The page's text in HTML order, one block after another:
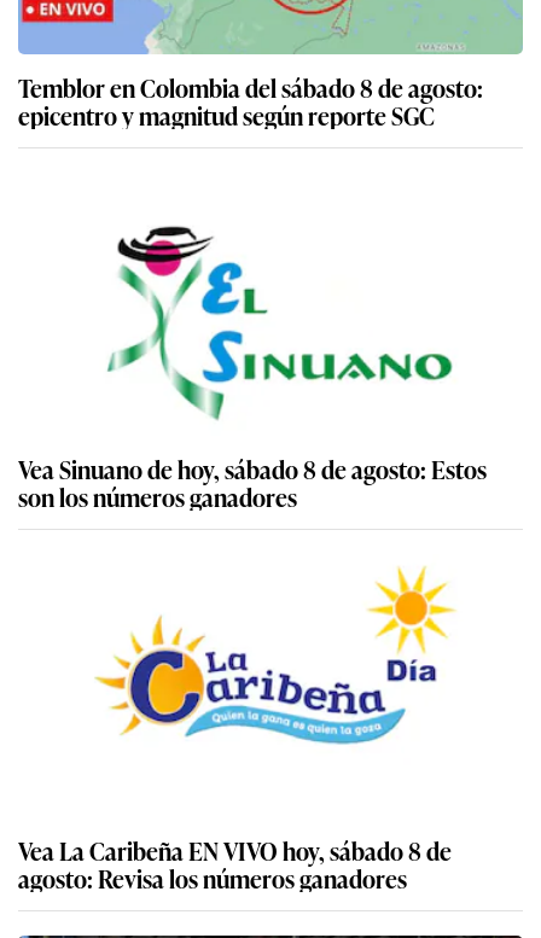
Temblor en Colombia del sábado 8 de agosto:
epicentro y magnitud según reporte SGC
Vea Sinuano de hoy, sábado 8 de agosto: Estos
son los números ganadores
Vea La Caribeña EN VIVO hoy, sábado 8 de
agosto: Revisa los números ganadores